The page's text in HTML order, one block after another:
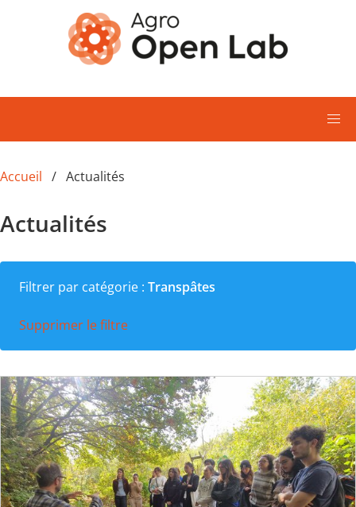
Aller au contenu principal
Accueil Actualités
Actualités
Filtrer par catégorie : Transpâtes
Supprimer le filtre